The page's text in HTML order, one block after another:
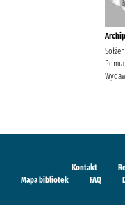
Kontakt
Mapa bibliotek
FAQ